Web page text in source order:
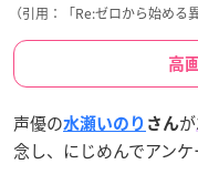
（引用：「Re:ゼロから始める
高
声優の水瀬いのり さんが
念し、にじめんでアン